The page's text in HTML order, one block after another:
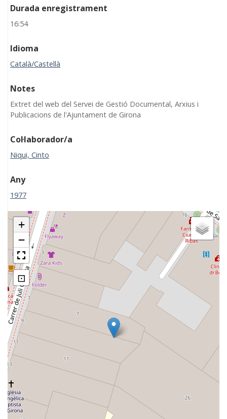
Durada enregistrament
16:54
Idioma
Català/Castellà
Notes
Extret del web del Servei de Gestió Documental, Arxius i
Publicacions de l'Ajuntament de Girona
Col·laborador/a
Niqui, Cinto
Any
1977
+
−
⊡